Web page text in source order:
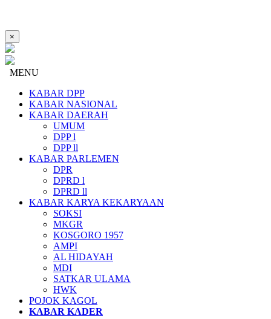
×
MENU
KABAR DPP
KABAR NASIONAL
KABAR DAERAH
UMUM
DPP l
DPP ll
KABAR PARLEMEN
DPR
DPRD l
DPRD ll
KABAR KARYA KEKARYAAN
SOKSI
MKGR
KOSGORO 1957
AMPI
AL HIDAYAH
MDI
SATKAR ULAMA
HWK
POJOK KAGOL
KABAR KADER